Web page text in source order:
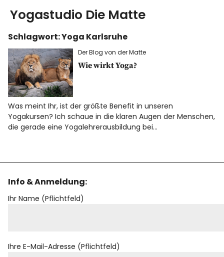
Yogastudio Die Matte
Yoga
Ausbildung
Kurse & Workshops
über uns
AGB
Blog
Schlagwort:Yoga Karlsruhe
Der Blog von der Matte
Wie wirkt Yoga?
Was meint Ihr, ist der größte Benefit in unseren
Yogakursen? Ich schaue in die klaren Augen der Menschen,
die gerade eine Yogalehrerausbildung bei…
Info & Anmeldung:
Ihr Name (Pflichtfeld)
Ihre E-Mail-Adresse (Pflichtfeld)